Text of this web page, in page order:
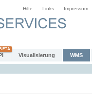
Hilfe Links Impressum
Visualisierung WMS